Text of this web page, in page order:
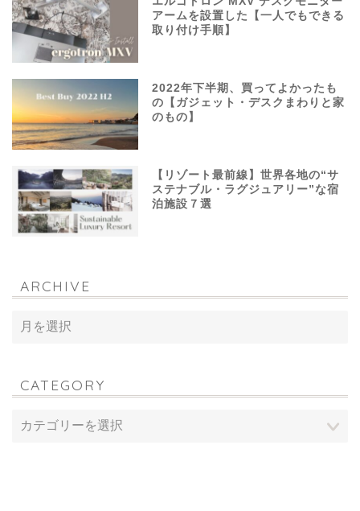
アームを設置した【一人でもできる
取り付け手順】
2022年下半期、買ってよかったも
の【ガジェット・デスクまわりと家
のもの】
【リゾート最前線】世界各地の“サ
ステナブル・ラグジュアリー”な宿
泊施設７選
ARCHIVE
CATEGORY